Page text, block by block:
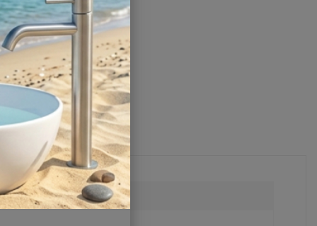
Поделиться